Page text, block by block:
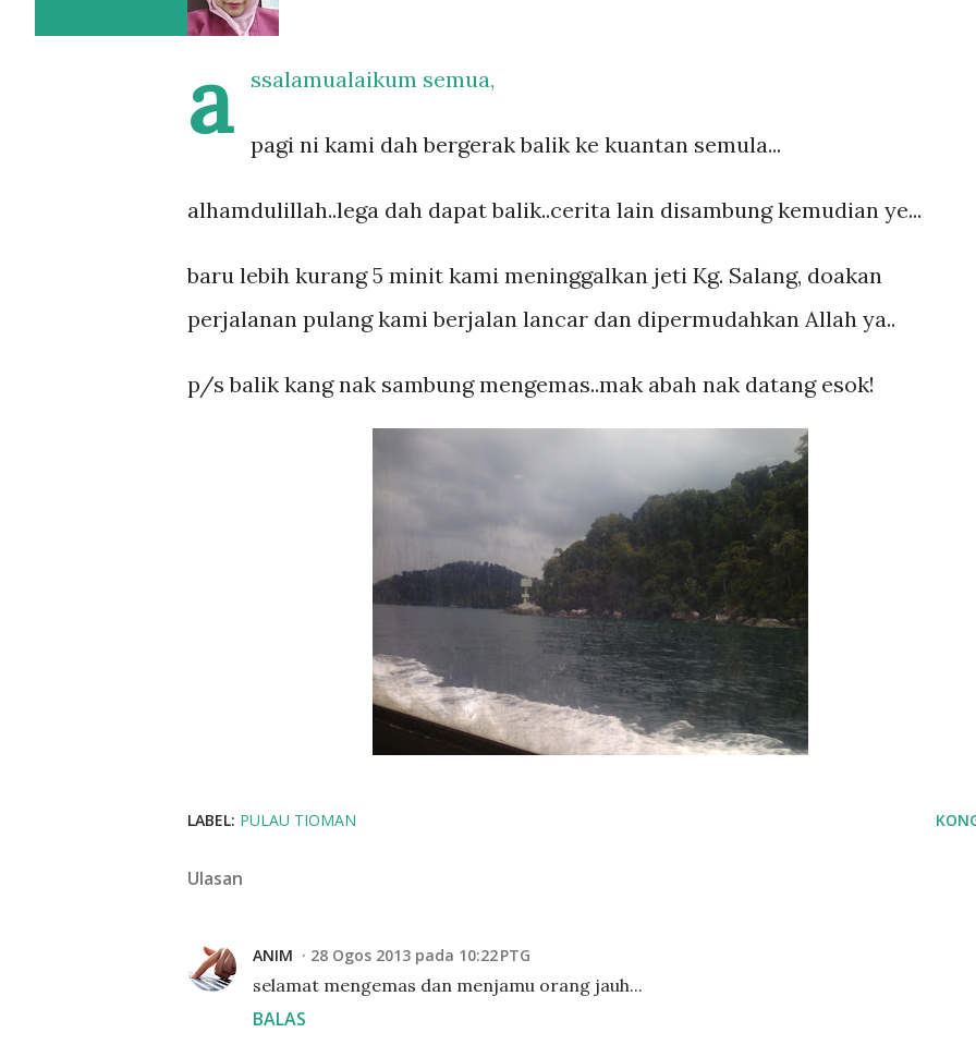
a ssalamualaikum semua,
pagi ni kami dah bergerak balik ke kuantan semula...
alhamdulillah..lega dah dapat balik..cerita lain disambung kemudian ye...
baru lebih kurang 5 minit kami meninggalkan jeti Kg. Salang, doakan
perjalanan pulang kami berjalan lancar dan dipermudahkan Allah ya..
p/s balik kang nak sambung mengemas..mak abah nak datang esok!
LABEL: PULAU TIOMAN
Ulasan
ANIM 28 Ogos 2013 pada 10:22 PTG
selamat mengemas dan menjamu orang jauh...
BALAS